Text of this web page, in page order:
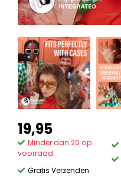
19,95
Minder dan 20 op
voorraad
Gratis Verzenden